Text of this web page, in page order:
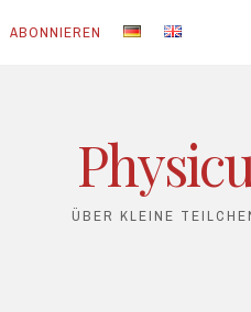
ABONNIEREN
ÜBER KLEINE